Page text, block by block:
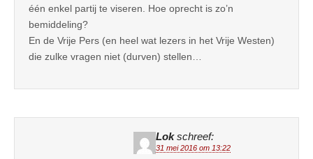
één enkel partij te viseren. Hoe oprecht is zo’n
bemiddeling?
En de Vrije Pers (en heel wat lezers in het Vrije Westen)
die zulke vragen niet (durven) stellen…
Lok schreef:
31 mei 2016 om 13:22